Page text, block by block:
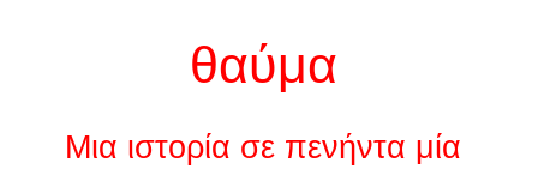
θαύμα
Μια ιστορία σε πενήντα μία